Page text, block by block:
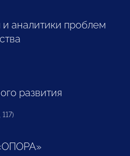
аналитики проблем
развития